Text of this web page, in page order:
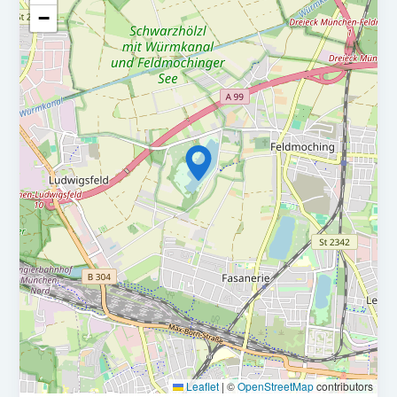
Idealerweise Weiterbildung zum Steuerfachwirt (m/w/d)
Berufseinsteiger und Wiedereinsteiger sind herzlich
willkommen
Analytische Denkweise und Eigeninitiative
Verständnis für wirtschaftliche Zusammenhänge
Gute bis sehr gute Kenntnisse der DATEV-Programme von
Vorteil
Geübter Umgang mit MS-Office-Paket
Kommunikatives, sicheres Auftreten und Freude an der
Arbeit im Team
Interesse an digitalen Prozessen
Attraktives, überdurchschnittliches Grundgehalt
−
Leaflet | ©OpenStreetMapcontributors